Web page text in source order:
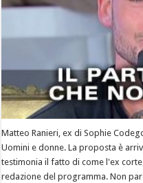
Matteo Ranieri, ex di Sophie
Uomini e donne. La proposta è
testimonia il fatto di come l'ex
redazione del programma. Non